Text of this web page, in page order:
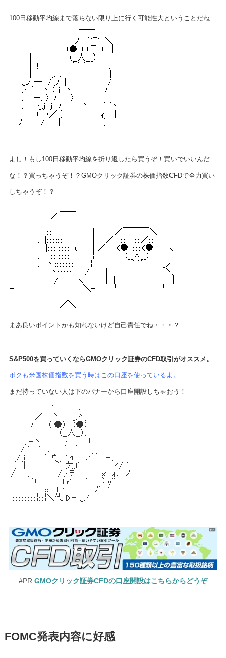
100日移動平均線まで落ちない限り上に行く可能性大ということだね
よし！もし100日移動平均線を折り返したら買うぞ！買いでいいんだ
な！？買っちゃうぞ！？GMOクリック証券の株価指数CFDで全力買い
しちゃうぞ！？
まあ良いポイントかも知れないけど自己責任でね・・・？
S&P500を買っていくならGMOクリック証券のCFD取引がオススメ。
ボクも米国株価指数を買う時はこの口座を使っているよ。
まだ持っていない人は下のバナーから口座開設しちゃおう！
#PR GMOクリック証券CFDの口座開設はこちらからどうぞ
FOMC発表内容に好感